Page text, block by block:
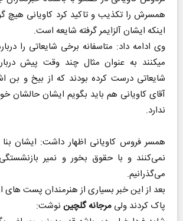
همسرش را تکذیب و تاکید کرد کاویانی هیچ
اینکه ایشان آلزایمر گرفته شایعه است.
وی ادامه داد: متاسفانه برخی شایعاتی را
میکنند به عنوان مثال چند وقت پیش
شایعاتی درست کرده بودند که از بیخ و بن
آقای کاویانی هم باید بگویم ایشان
ندارد.
همسر فروس کاویانی اظهار داشت: ایشان بنا
نمی‌کنند و با حقوق بخور و نمیر
می‌گذرانیم.
بعد از این خبر بسیاری از هنرمندان پست های
پاک کردند ولی مرجانه گلچین نوشت: